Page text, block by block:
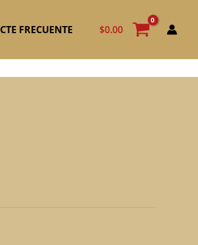
CTE FRECUENTE $0.00